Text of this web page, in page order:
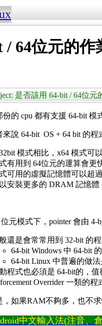
/ 64位元的
是否該用 64-bit / 64位
份的 cpu 都有支援 64-bit
來說 64-bit OS + 64 bit 的
模式相比，x64 模式可
有用到 64位元的運算會更
可用的虛擬記憶體可以超
安裝更多的 DRAM 記憶體
位元模式下，pointer 會由 4-
還是會常常用到 32-bit 的
64-bit Windows 中 64-bit
64-bit Linux 中普遍的做法
程式也必須是 64-bit的，值
Overrider 一類的
，如果RAM不夠多，也不
中文輸入法(注音、